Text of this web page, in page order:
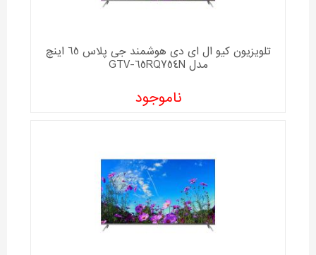
تلویزیون کیو ال ای دی هوشمند جی پلاس 65 اینچ
مدل GTV-65RQ754N
ناموجود